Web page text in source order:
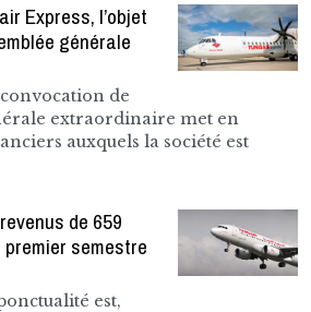
Express, l’objet
générale
de
extraordinaire met en
auxquels la société est
de 659
semestre
est,